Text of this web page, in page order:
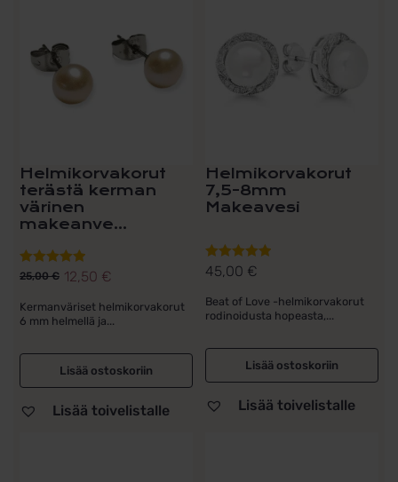
Helmikorvakorut
terästä kerman
värinen
makeanve...
Arvostelu
5.00 / 5
25,00€
Alkuperäinen
hinta
oli:
25,00 €.
12,50 €
Nykyinen
hinta
on:
12,50 €.
Kermanväriset helmikorvakorut
6 mm helmellä ja...
Lisää ostoskoriin
Lisää toivelistalle
Helmikorvakorut
7,5-8mm
Makeavesi
Arvostelu
5.00/ 5
45,00 €
Beat of Love -helmikorvakorut
rodinoidusta hopeasta,...
Lisää ostoskoriin
Lisää toivelistalle